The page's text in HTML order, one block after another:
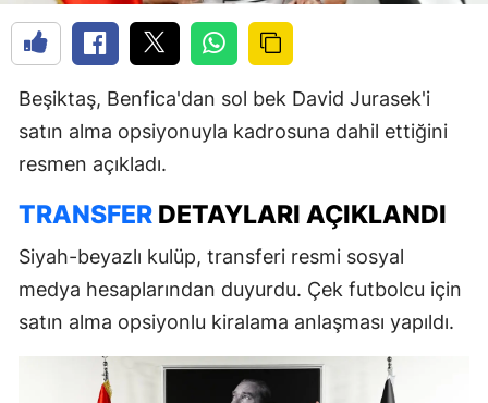
Beşiktaş, Benfica'dan sol bek David Jurasek'i
satın alma opsiyonuyla kadrosuna dahil ettiğini
resmen açıkladı.
TRANSFER DETAYLARI AÇIKLANDI
Siyah-beyazlı kulüp, transferi resmi sosyal
medya hesaplarından duyurdu. Çek futbolcu için
satın alma opsiyonlu kiralama anlaşması yapıldı.